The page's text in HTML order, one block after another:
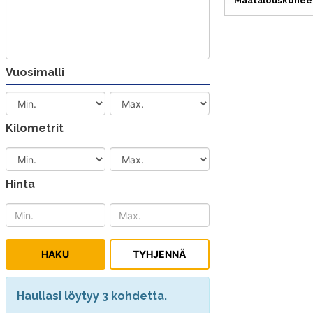
Vuosimalli
Kilometrit
Hinta
Haullasi löytyy 3 kohdetta.